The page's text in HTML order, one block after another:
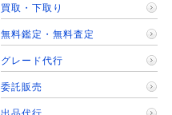
買取・下取り
無料鑑定・無料査定
グレード代行
委託販売